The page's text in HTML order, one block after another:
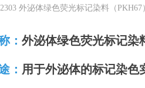
外泌体绿色荧光标记染料（
： 外泌体绿色荧光标记染
： 用于外泌体的标记染色